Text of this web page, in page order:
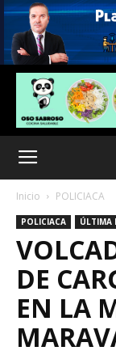
Inicio POLICIACA
POLICIACA ÚLTIMA
DE
EN LA